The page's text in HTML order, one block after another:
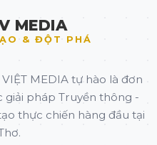
MEDIA
& ĐỘT PHÁ
VIỆT MEDIA tự hào là đơn
pháp Truyền thông -
thực chiến hàng đầu tại